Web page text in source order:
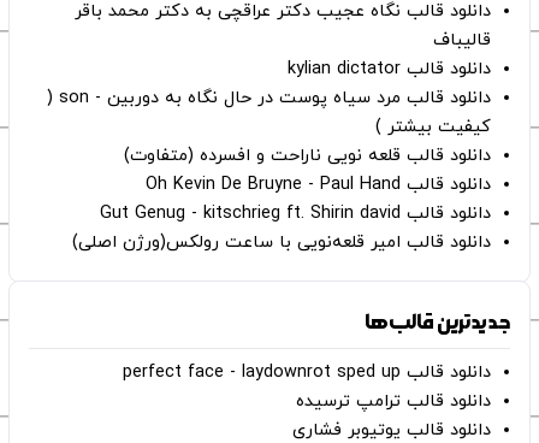
دانلود قالب نگاه عجیب دکتر عراقچی به دکتر محمد باقر
قالیباف
دانلود قالب kylian dictator
دانلود قالب مرد سیاه پوست در حال نگاه به دوربین - son (
کیفیت بیشتر )
دانلود قالب قلعه نویی ناراحت و افسرده (متفاوت)
دانلود قالب Oh Kevin De Bruyne - Paul Hand
دانلود قالب Gut Genug - kitschrieg ft. Shirin david
دانلود قالب امیر قلعه‌نویی با ساعت رولکس(ورژن اصلی)
جدیدترین قالب‌ها
دانلود قالب perfect face - laydownrot sped up
دانلود قالب ترامپ ترسیده
دانلود قالب یوتیوبر فشاری